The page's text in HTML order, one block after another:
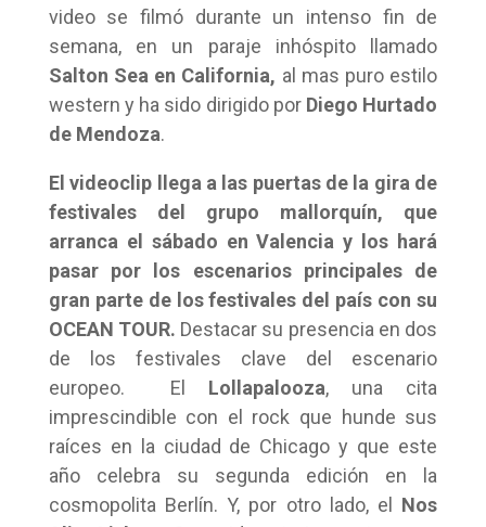
video se filmó durante un intenso fin de
semana, en un paraje inhóspito llamado
Salton Sea en California, al mas puro estilo
western y ha sido dirigido por Diego Hurtado
de Mendoza.
El videoclip llega a las puertas de la gira de
festivales del grupo mallorquín, que
arranca el sábado en Valencia y los hará
pasar por los escenarios principales de
gran parte de los festivales del país con su
OCEAN TOUR. Destacar su presencia en dos
de los festivales clave del escenario
europeo. El Lollapalooza, una cita
imprescindible con el rock que hunde sus
raíces en la ciudad de Chicago y que este
año celebra su segunda edición en la
cosmopolita Berlín. Y, por otro lado, el Nos